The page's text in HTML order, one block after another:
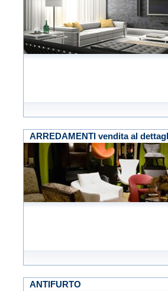
ARREDAMENTI vendita al
ANTIFURTO